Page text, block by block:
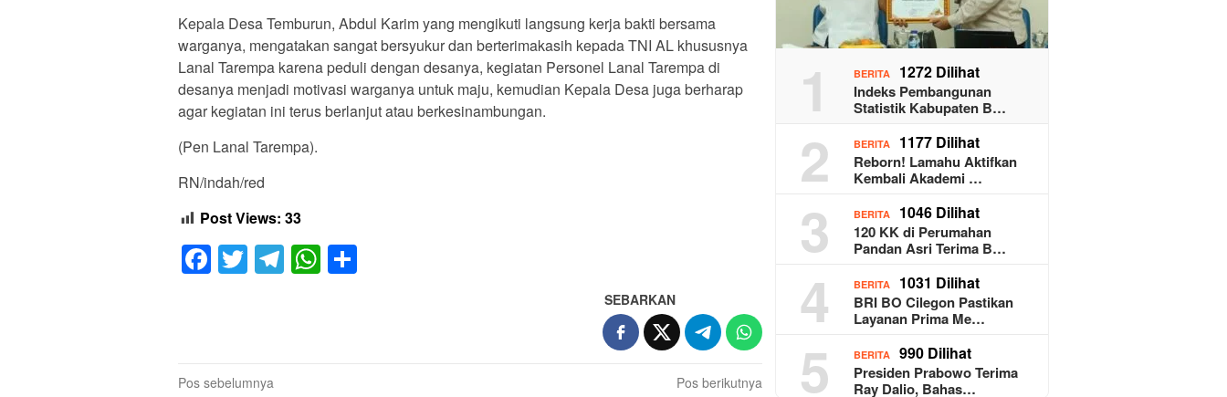
Kepala Desa Temburun, Abdul Karim yang mengikuti langsung kerja bakti bersama
warganya, mengatakan sangat bersyukur dan berterimakasih kepada TNI AL khususnya
Lanal Tarempa karena peduli dengan desanya, kegiatan Personel Lanal Tarempa di
desanya menjadi motivasi warganya untuk maju, kemudian Kepala Desa juga berharap
agar kegiatan ini terus berlanjut atau berkesinambungan.
(Pen Lanal Tarempa).
RN/indah/red
Post Views: 33
Facebook
Twitter
Telegram
WhatsApp
SEBARKAN
Navigasi
Pos sebelumnya
Pos berikutnya
1 BERITA 1272 Dilihat
Indeks Pembangunan
Statistik Kabupaten B…
2 BERITA 1177 Dilihat
Reborn! Lamahu Aktifkan
Kembali Akademi …
3 BERITA 1046 Dilihat
120 KK di Perumahan
Pandan Asri Terima B…
4 BERITA 1031 Dilihat
BRI BO Cilegon Pastikan
Layanan Prima Me…
5 BERITA 990 Dilihat
Presiden Prabowo Terima
Ray Dalio, Bahas…